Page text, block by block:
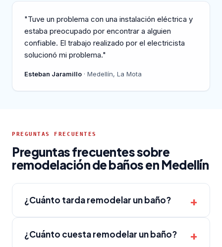
"Tuve un problema con una instalación eléctrica y
estaba preocupado por encontrar a alguien
confiable. El trabajo realizado por el electricista
solucionó mi problema."
Esteban Jaramillo · Medellín, La Mota
PREGUNTAS FRECUENTES
Preguntas frecuentes sobre
remodelación de baños en Medellín
¿Cuánto tarda remodelar un baño?
¿Cuánto cuesta remodelar un baño?